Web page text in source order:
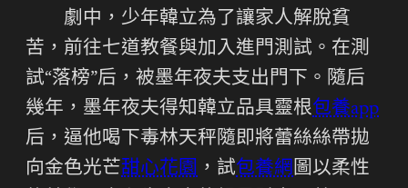
劇中，少年韓立為了讓家人解脫貧
苦，前往七道教餐與加入進門測試。在測
試“落榜”后，被墨年夜夫支出門下。隨后
幾年，墨年夜夫得知韓立品具靈根包養app
后，逼他喝下毒林天秤隨即將蕾絲絲帶拋
向金色光芒甜心花園 ，試包養網圖以柔性